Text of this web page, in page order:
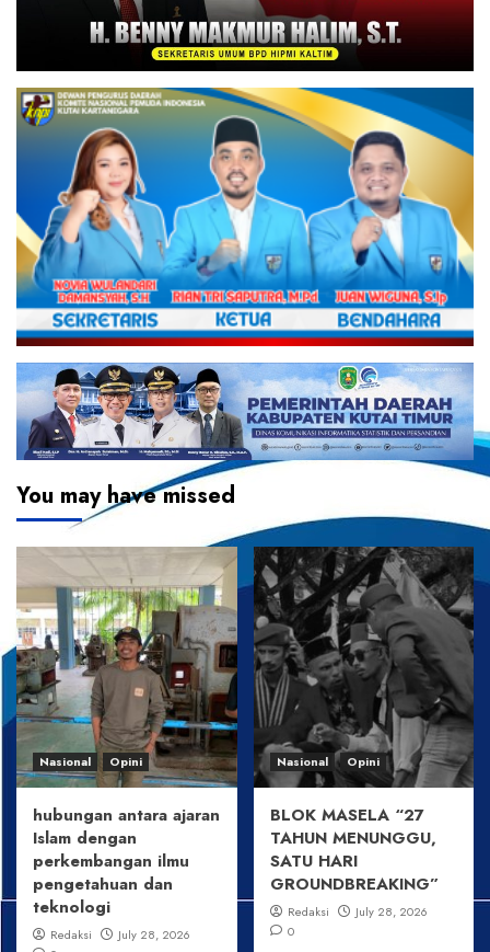
You may have missed
Nasional Opini
hubungan antara ajaran
Islam dengan
perkembangan ilmu
pengetahuan dan
teknologi
Redaksi
July 28, 2026
Nasional Opini
BLOK MASELA “27
TAHUN MENUNGGU,
SATU HARI
GROUNDBREAKING”
Redaksi
July 28, 2026
0